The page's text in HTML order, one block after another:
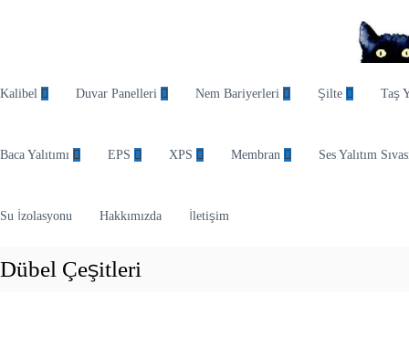
d
E
d
ü
t
Kalibel Duvar Panelleri Nem Bariyerleri Şilte Taş
Baca Yalıtımı EPS XPS Membran Ses Yalıtım
Su İzolasyonu Hakkımızda İletişim
Dübel Çeşitleri